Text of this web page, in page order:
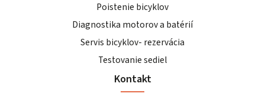
Poistenie bicyklov
Diagnostika motorov a batérií
Servis bicyklov- rezervácia
Testovanie sediel
Kontakt